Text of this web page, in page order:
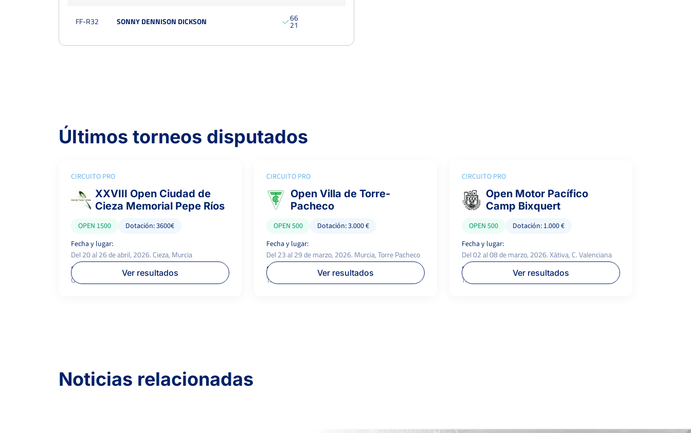
FF-R32 SONNY DENNISON DICKSON 6
2
6
1
Últimos torneos disputados
CIRCUITO PRO
XXVIII Open Ciudad de
Cieza Memorial Pepe Ríos
OPEN 1500
Dotación: 3600€
Fecha y lugar:
Del 20 al 26 de abril, 2026. Cieza, Murcia
Superficie:
Greenset
P.campeón:
1.500 €
Ver resultados
CIRCUITO PRO
Open Villa de Torre-
Pacheco
OPEN 500
Dotación: 3.000 €
Fecha y lugar:
Del 23 al 29 de marzo, 2026. Murcia, Torre Pacheco
Superficie:
Tierra
P.campeón:
600 €
Ver resultados
CIRCUITO PRO
Open Motor Pacífico
Camp Bixquert
OPEN 500
Dotación: 1.000 €
Fecha y lugar:
Del 02 al 08 de marzo, 2026. Xátiva, C. Valenciana
Superficie:
Tierra
P.campeón:
500 €
Ver resultados
Noticias relacionadas